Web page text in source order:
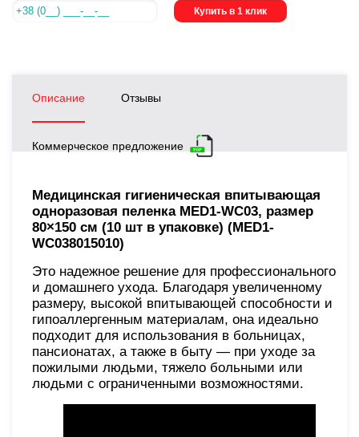
Купить в 1 клик
Описание Отзывы
Коммерческое предложение
Медицинская гигиеническая впитывающая
одноразовая пеленка MED1-WC03, размер
80×150 см (10 шт в упаковке) (MED1-
WC038015010)
Это надежное решение для профессионального
и домашнего ухода. Благодаря увеличенному
размеру, высокой впитывающей способности и
гипоаллергенным материалам, она идеально
подходит для использования в больницах,
пансионатах, а также в быту — при уходе за
пожилыми людьми, тяжело больными или
людьми с ограниченными возможностями.